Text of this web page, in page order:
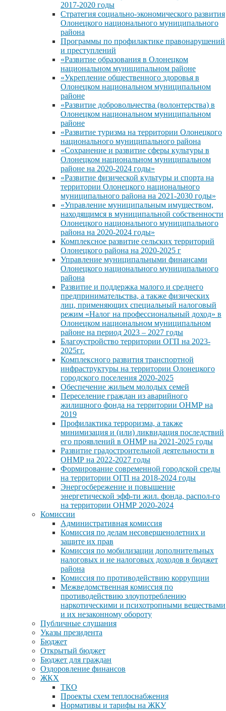
2017-2020 годы
Стратегия социально-экономического развития
Олонецкого национального муниципального
района
Программы по профилактике правонарушений
и преступлений
«Развитие образования в Олонецком
национальном муниципальном районе
«Укрепление общественного здоровья в
Олонецком национальном муниципальном
районе
«Развитие добровольчества (волонтерства) в
Олонецком национальном муниципальном
районе
«Развитие туризма на территории Олонецкого
национального муниципального района
«Сохранение и развитие сферы культуры в
Олонецком национальном муниципальном
районе на 2020-2024 годы»
«Развитие физической культуры и спорта на
территории Олонецкого национального
муниципального района на 2021-2030 годы»
«Управление муниципальным имуществом,
находящимся в муниципальной собственности
Олонецкого национального муниципального
района на 2020-2024 годы»
Комплексное развитие сельских территорий
Олонецкого района на 2020-2025 г
Управление муниципальными финансами
Олонецкого национального муниципального
района
Развитие и поддержка малого и среднего
предпринимательства, а также физических
лиц, применяющих специальный налоговый
режим «Налог на профессиональный доход» в
Олонецком национальном муниципальном
районе на период 2023 – 2027 годы
Благоустройство территории ОГП на 2023-
2025гг.
Комплексного развития транспортной
инфраструктуры на территории Олонецкого
городского поселения 2020-2025
Обеспечение жильем молодых семей
Переселение граждан из аварийного
жилищного фонда на территории ОНМР на
2019
Профилактика терроризма, а также
минимизация и (или) ликвидация последствий
его проявлений в ОНМР на 2021-2025 годы
Развитие градостроительной деятельности в
ОНМР на 2022-2027 годы
Формирование современной городской среды
на территории ОГП на 2018-2024 годы
Энергосбережение и повышение
энергетической эфф-ти жил. фонда, распол-го
на территории ОНМР 2020-2024
Комиссии
Административная комиссия
Комиссия по делам несовершенолетних и
защите их прав
Комиссия по мобилизации дополнительных
налоговых и не налоговых доходов в бюджет
района
Комиссия по противодействию коррупции
Межведомственная комиссия по
противодействию злоупотреблению
наркотическими и психотропными веществами
и их незаконному обороту
Публичные слушания
Указы президента
Бюджет
Открытый бюджет
Бюджет для граждан
Оздоровление финансов
ЖКХ
ТКО
Проекты схем теплоснабжения
Нормативы и тарифы на ЖКУ